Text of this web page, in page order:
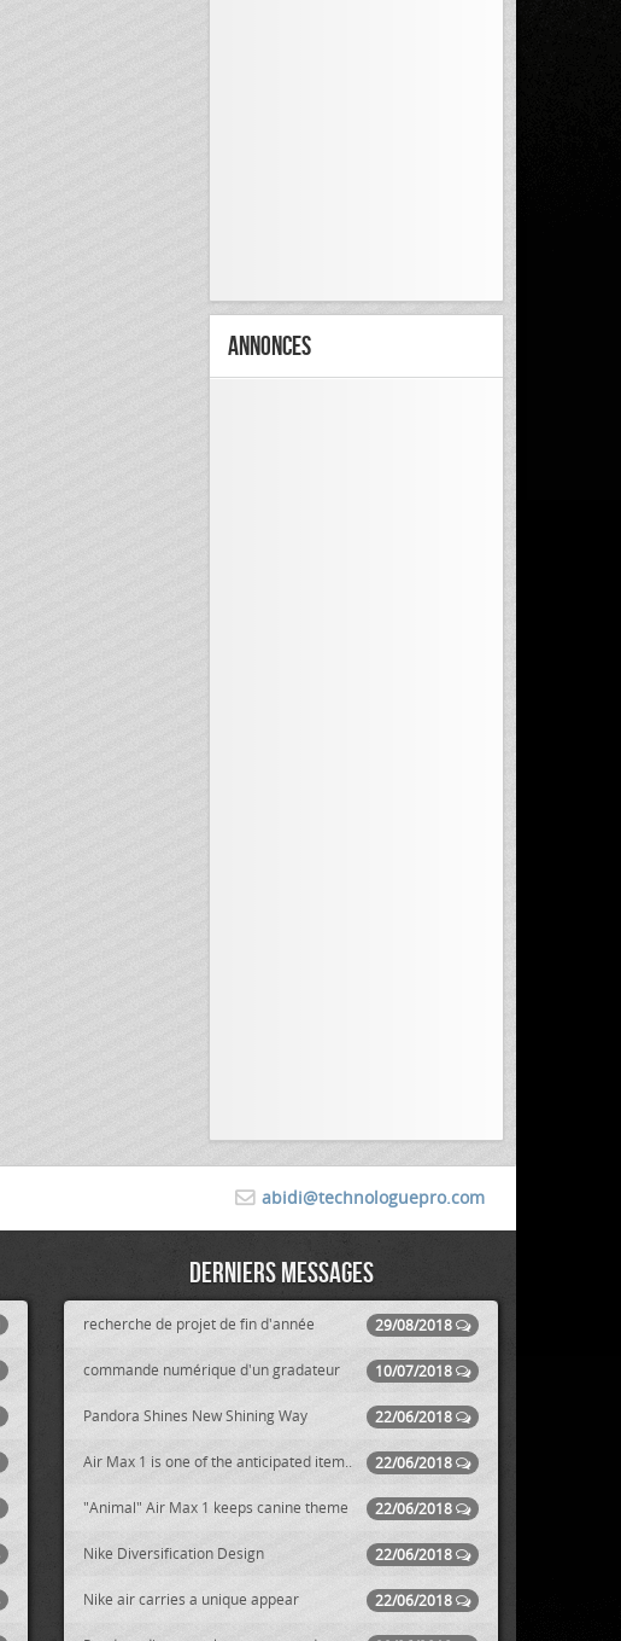
Annonces
abidi@technologuepro.com
Derniers messages
29/08/2018
recherche de projet de fin d'année
10/07/2018
commande numérique d'un gradateur
22/06/2018
Pandora Shines New Shining Way
22/06/2018
Air Max 1 is one of the anticipated item..
22/06/2018
"Animal" Air Max 1 keeps canine theme
22/06/2018
Nike Diversification Design
22/06/2018
Nike air carries a unique appear